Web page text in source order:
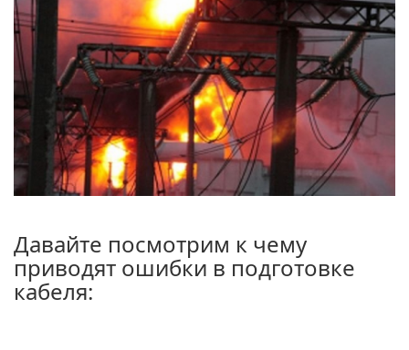
Давайте посмотрим к чему
приводят ошибки в подготовке
кабеля: